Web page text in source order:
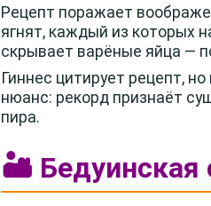
Рецепт поражает
ягнят, каждый из которых
скрывает варёные яйца —
Гиннес цитирует рецепт,
нюанс: рекорд признаёт
пира.
🏜️ Бедуинская